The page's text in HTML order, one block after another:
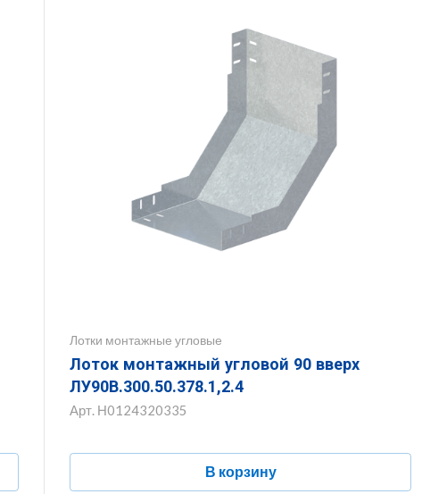
Лотки монтажные угловые
Лоток монтажный угловой 90 вверх
ЛУ90В.300.50.378.1,2.4
Арт. Н0124320335
В корзину